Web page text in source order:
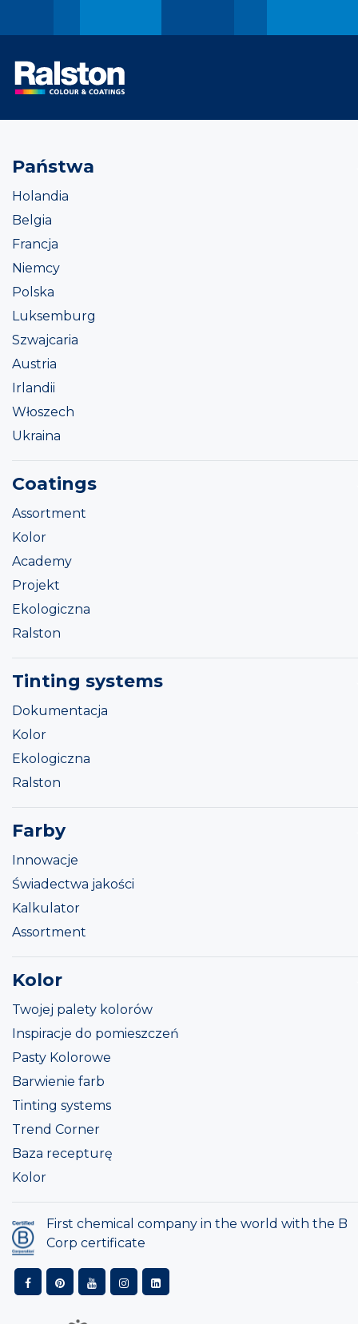
Państwa
Holandia
Belgia
Francja
Niemcy
Polska
Luksemburg
Szwajcaria
Austria
Irlandii
Włoszech
Ukraina
Coatings
Assortment
Kolor
Academy
Projekt
Ekologiczna
Ralston
Tinting systems
Dokumentacja
Kolor
Ekologiczna
Ralston
Farby
Innowacje
Świadectwa jakości
Kalkulator
Assortment
Kolor
Twojej palety kolorów
Inspiracje do pomieszczeń
Pasty Kolorowe
Barwienie farb
Tinting systems
Trend Corner
Baza recepturę
Kolor
First chemical company in the world with the B
Corp certificate